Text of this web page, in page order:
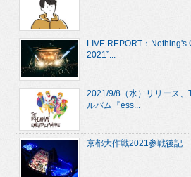
LIVE REPORT：Nothing's
2021”...
2021/9/8（水）リリース、
ルバム『ess...
京都大作戦2021参戦後記